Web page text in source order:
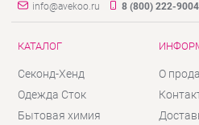
info@avekoo.ru 8 (800) 222-9004
КАТАЛОГ
Секонд-Хенд
Одежда Сток
Бытовая химия
О